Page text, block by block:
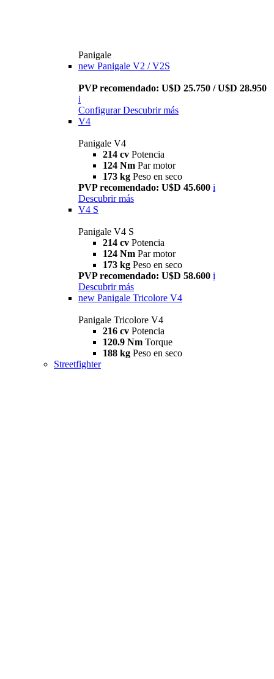
Panigale
new Panigale V2 / V2S
PVP recomendado: U$D 25.750 / U$D 28.950
i
Configurar Descubrir más
V4
Panigale V4
214 cv Potencia
124 Nm Par motor
173 kg Peso en seco
PVP recomendado: U$D 45.600 i
Descubrir más
V4 S
Panigale V4 S
214 cv Potencia
124 Nm Par motor
173 kg Peso en seco
PVP recomendado: U$D 58.600 i
Descubrir más
new Panigale Tricolore V4
Panigale Tricolore V4
216 cv Potencia
120.9 Nm Torque
188 kg Peso en seco
Streetfighter